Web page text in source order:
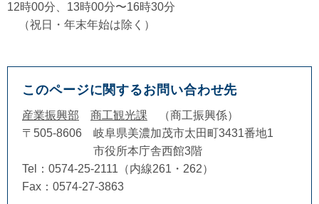
12時00分、13時00分〜16時30分
（祝日・年末年始は除く）
このページに関するお問い合わせ先
産業振興部 商工観光課
商工振興係
〒505-8606
岐阜県美濃加茂市太田町3431番地1
市役所本庁舎西館3階
Tel：0574-25-2111（内線261・262）
Fax：0574-27-3863